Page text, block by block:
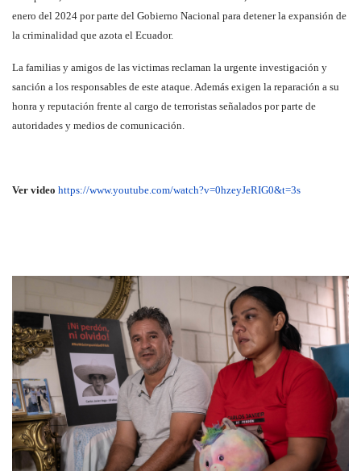
enero del 2024 por parte del Gobierno Nacional para detener la expansión de
la criminalidad que azota el Ecuador.
La familias y amigos de las victimas reclaman la urgente investigación y
sanción a los responsables de este ataque. Además exigen la reparación a su
honra y reputación frente al cargo de terroristas señalados por parte de
autoridades y medios de comunicación.
Ver video https://www.youtube.com/watch?v=0hzeyJeRIG0&t=3s